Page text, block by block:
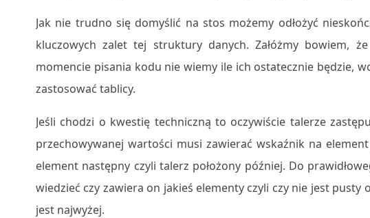
Jak nie trudno się domyślić na stos możemy odłożyć
kluczowych zalet tej struktury danych. Załóżmy bowiem,
momencie pisania kodu nie wiemy ile ich ostatecznie będzie,
zastosować tablicy.
Jeśli chodzi o kwestię techniczną to oczywiście talerze
przechowywanej wartości musi zawierać wskaźnik na
element następny czyli talerz położony później. Do
wiedzieć czy zawiera on jakieś elementy czyli czy nie jest
jest najwyżej.